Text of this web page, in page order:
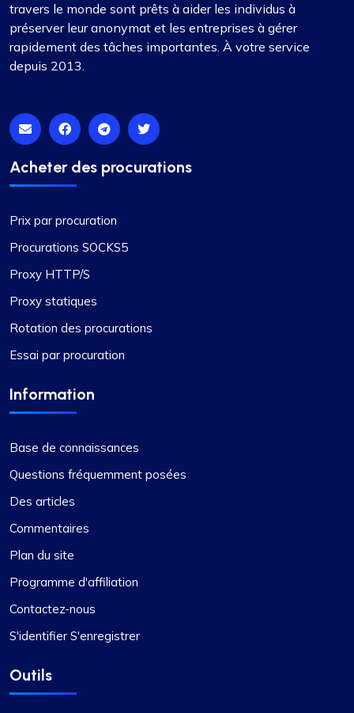
travers le monde sont prêts à aider les individus à
préserver leur anonymat et les entreprises à gérer
rapidement des tâches importantes. À votre service
depuis 2013.
Acheter des procurations
Prix par procuration
Procurations SOCKS5
Proxy HTTP/S
Proxy statiques
Rotation des procurations
Essai par procuration
Information
Base de connaissances
Questions fréquemment posées
Des articles
Commentaires
Plan du site
Programme d'affiliation
Contactez-nous
S'identifier S'enregistrer
Outils